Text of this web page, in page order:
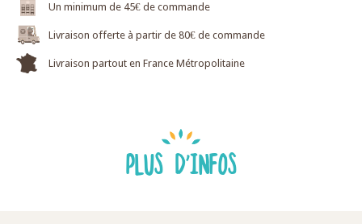
Un minimum de 45€ de commande
Livraison offerte à partir de 80€ de commande
Livraison partout en France Métropolitaine
PLUS D'INFOS